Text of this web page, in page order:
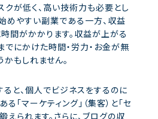
クが低く、高い技術力も必要とし
めやすい副業である一方、収益
間がかかります。収益が上がる
でにかけた時間・労力・お金が無
もしれません。
ると、個人でビジネスをするのに
「マーケティング」（集客）と「セ
えられます。さらに、ブログの収